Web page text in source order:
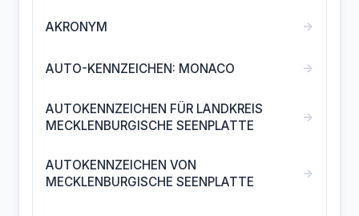
AKRONYM →
AUTO-KENNZEICHEN: MONACO →
AUTOKENNZEICHEN FÜR LANDKREIS
MECKLENBURGISCHE SEENPLATTE
→
AUTOKENNZEICHEN VON
MECKLENBURGISCHE SEENPLATTE
→